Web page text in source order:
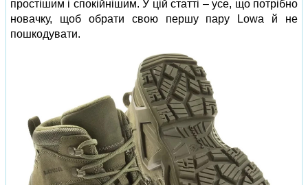
простішим і спокійнішим. У цій статті – усе, що потрібно
новачку, щоб обрати свою першу пару Lowa й не
пошкодувати.